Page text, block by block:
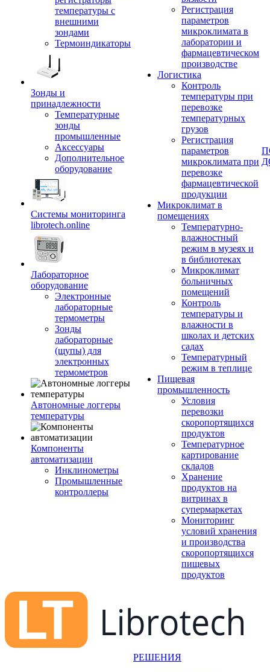
температуры с
внешними
зондами
Термоиндикаторы
Зонды и
принадлежности
Температурные
зонды
промышленные
Аксессуары
Дополнительное
оборудование
Системы мониторинга
librotech.online
Лабораторное
оборудование
Электронные
лабораторные
термометры
Зонды
лабораторные
(щупы) для
электронных
термометров
Автономные логгеры
температуры
Компоненты
автоматизации
Инклинометры
Промышленные
контроллеры
Регистрация
параметров
микроклимата в
лаборатории и
фармацевтическом
производстве
Логистика
Контроль
температуры при
перевозке
температурных
грузов
Регистрация
параметров
микроклимата при
перевозке
фармацевтической
продукции
Микроклимат в
помещениях
Температурно-
влажностный
режим в музеях и
в библиотеках
Микроклимат
больничных
помещений
Контроль
температуры и
влажности в
школах и детских
садах
Температурный
режим в теплице
Пищевая
промышленность
Условия
перевозки
скоропортящихся
продуктов
Температурное
картирование
складов
Хранение
продуктов на
витринах в
супермаркетах
Мониторинг
условий хранения
и производства
скоропортящихся
пищевых
продуктов
РЕШЕНИЯ